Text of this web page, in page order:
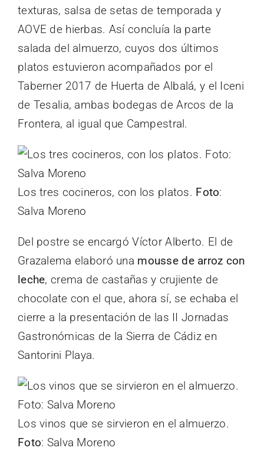
texturas, salsa de setas de temporada y
AOVE de hierbas. Así concluía la parte
salada del almuerzo, cuyos dos últimos
platos estuvieron acompañados por el
Taberner 2017 de Huerta de Albalá, y el Iceni
de Tesalia, ambas bodegas de Arcos de la
Frontera, al igual que Campestral.
Los tres cocineros, con los platos. Foto:
Salva Moreno
Del postre se encargó Víctor Alberto. El de
Grazalema elaboró una mousse de arroz con
leche, crema de castañas y crujiente de
chocolate con el que, ahora sí, se echaba el
cierre a la presentación de las II Jornadas
Gastronómicas de la Sierra de Cádiz en
Santorini Playa.
Los vinos que se sirvieron en el almuerzo.
Foto: Salva Moreno